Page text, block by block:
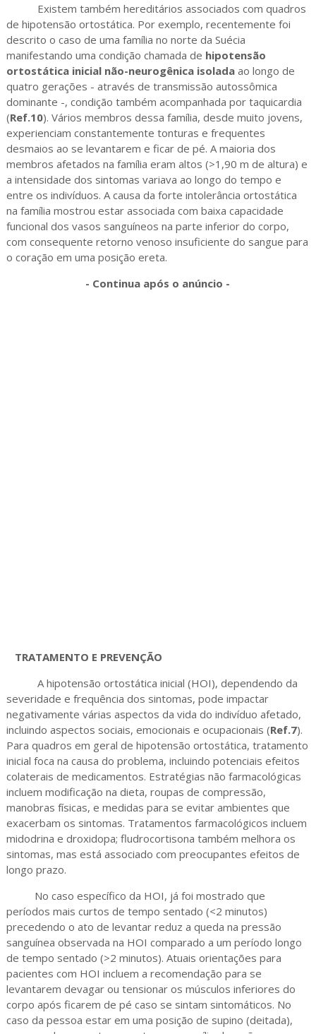
Existem também hereditários associados com quadros
de hipotensão ortostática. Por exemplo, recentemente foi
descrito o caso de uma família no norte da Suécia
manifestando uma condição chamada de hipotensão
ortostática inicial não-neurogênica isoladaao longo de
quatro gerações - através de transmissão autossômica
dominante -, condição também acompanhada por taquicardia
(Ref.10). Vários membros dessa família, desde muito jovens,
experienciam constantemente tonturas e frequentes
desmaios ao se levantarem e ficar de pé. A maioria dos
membros afetados na família eram altos (>1,90 m de altura) e
a intensidade dos sintomas variava ao longo do tempo e
entre os indivíduos. A causa da forte intolerância ortostática
na família mostrou estar associada com baixa capacidade
funcional dos vasos sanguíneos na parte inferior do corpo,
com consequente retorno venoso insuficiente do sangue para
o coração em uma posição ereta.
- Continua após o anúncio -
TRATAMENTO E PREVENÇÃO
A hipotensão ortostática inicial (HOI), dependendo da
severidade e frequência dos sintomas, pode impactar
negativamente várias aspectos da vida do indivíduo afetado,
incluindo aspectos sociais, emocionais e ocupacionais (Ref.7).
Para quadros em geral de hipotensão ortostática, tratamento
inicial foca na causa do problema, incluindo potenciais efeitos
colaterais de medicamentos. Estratégias não farmacológicas
incluem modificação na dieta, roupas de compressão,
manobras físicas, e medidas para se evitar ambientes que
exacerbam os sintomas. Tratamentos farmacológicos incluem
midodrina e droxidopa; fludrocortisona também melhora os
sintomas, mas está associado com preocupantes efeitos de
longo prazo.
No caso específico da HOI, já foi mostrado que
períodos mais curtos de tempo sentado (<2 minutos)
precedendo o ato de levantar reduz a queda na pressão
sanguínea observada na HOI comparado a um período longo
de tempo sentado (>2 minutos). Atuais orientações para
pacientes com HOI incluem a recomendação para se
levantarem devagar ou tensionar os músculos inferiores do
corpo após ficarem de pé caso se sintam sintomáticos. No
caso da pessoa estar em uma posição de supino (deitada),